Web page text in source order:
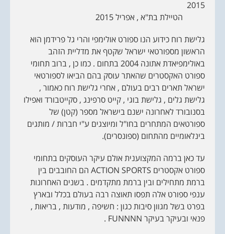
הטיילת בת"א , אפריל 2015
גלישת רוח כידוע הנו ספורט אולימפי והרי גל פרידמן הוא
הראשון מספורטאי ישראל שקטף את מדליית הזהב
באולימפיאדת אתונה 2004 בתחום . כמו כן , ברוב תחומי
ספורט האקסטרים שהאתר עוסק בהם הביאו לספורטאי
ישראל תארים רבים בעולם , אחרי גלישת רוח כאמור ,
גלישת גלים , גלישת בוגי , קייט סרפינג , סקייטבורד ואפילו
בסנובורד לאחרונה ישנם בישראל מספר (קטן) של
ספורטאים המתחרים בחו"ל ומיוצגים ע"י חברות / מותגים
בינלאומיים מהתחום (ספונסרים).
עד כאן ברמה המקצוענית אולם עיקר העוסקים בתחומי
ספורט אקסטרים ACTION SPORTS הם החובבים בין
ברמת מתחילים ובין ברמת מתקדמים . בשנים האחרונות
ענפי ספורט אלה תפסו תאוצה רבה בעולם בכלל ובארץ
בפרט בשל מגוון סיבות כגון : חשיפה , מודעות , בריאות ,
פנאי ובעיקר בעיקר FUNNNN .